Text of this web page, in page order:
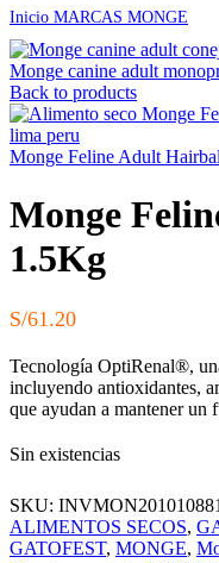
Inicio MARCAS MONGE
Monge canine adult
Back to products
Monge Feline Adult
Monge
1.5Kg
S/61.20
Tecnología OptiRenal®,
incluyendo antioxidantes,
que ayudan a mantener un
Sin existencias
SKU: INVMON201010881
ALIMENTOS SECOS,
GATOFEST, MONGE,